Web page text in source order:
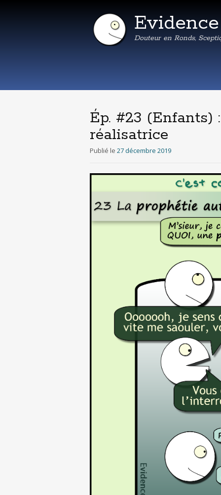
Douteur en Ronds,
Ép. #23 (Enfants)
réalisatrice
Publié le 27 décembre 2019